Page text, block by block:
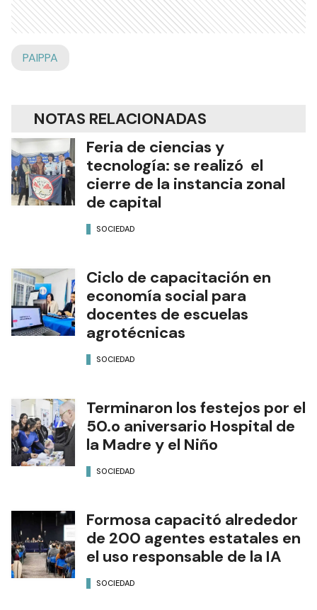
PAIPPA
NOTAS RELACIONADAS
Feria de ciencias y
tecnología: se realizó el
cierre de la instancia zonal
de capital
SOCIEDAD
Ciclo de capacitación en
economía social para
docentes de escuelas
agrotécnicas
SOCIEDAD
Terminaron los festejos por el
50.o aniversario Hospital de
la Madre y el Niño
SOCIEDAD
Formosa capacitó alrededor
de 200 agentes estatales en
el uso responsable de la IA
SOCIEDAD